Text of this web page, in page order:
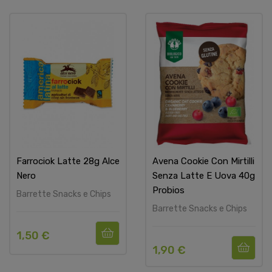
Farrociok Latte 28g Alce
Nero
Barrette Snacks e Chips
1,50 €
Avena Cookie Con Mirtilli
Senza Latte E Uova 40g
Probios
Barrette Snacks e Chips
1,90 €